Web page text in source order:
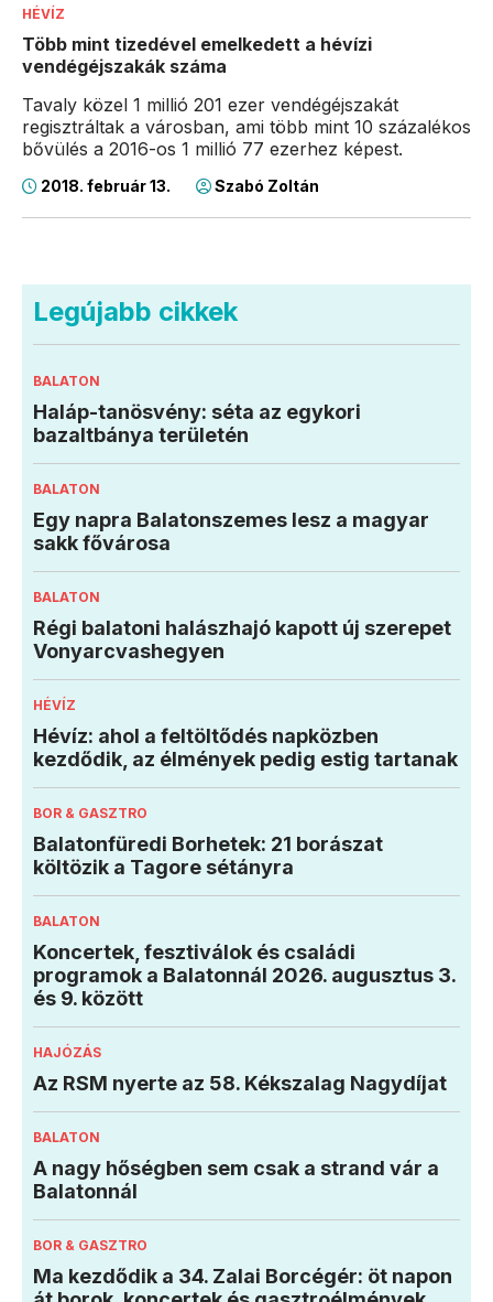
HÉVÍZ
Több mint tizedével emelkedett a hévízi
vendégéjszakák száma
Tavaly közel 1 millió 201 ezer vendégéjszakát
regisztráltak a városban, ami több mint 10 százalékos
bővülés a 2016-os 1 millió 77 ezerhez képest.
2018. február 13. Szabó Zoltán
Legújabb cikkek
BALATON
Haláp-tanösvény: séta az egykori
bazaltbánya területén
BALATON
Egy napra Balatonszemes lesz a magyar
sakk fővárosa
BALATON
Régi balatoni halászhajó kapott új szerepet
Vonyarcvashegyen
HÉVÍZ
Hévíz: ahol a feltöltődés napközben
kezdődik, az élmények pedig estig tartanak
BOR & GASZTRO
Balatonfüredi Borhetek: 21 borászat
költözik a Tagore sétányra
BALATON
Koncertek, fesztiválok és családi
programok a Balatonnál 2026. augusztus 3.
és 9. között
HAJÓZÁS
Az RSM nyerte az 58. Kékszalag Nagydíjat
BALATON
A nagy hőségben sem csak a strand vár a
Balatonnál
BOR & GASZTRO
Ma kezdődik a 34. Zalai Borcégér: öt napon